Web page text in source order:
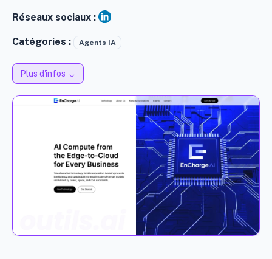
Réseaux sociaux :
Catégories : Agents IA
Plus d'infos